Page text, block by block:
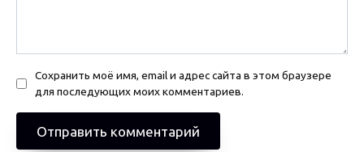
Сохранить моё имя, email и адрес сайта в этом браузере
для последующих моих комментариев.